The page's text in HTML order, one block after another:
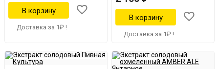
Доставка за 1₽ !
Доставка за 1₽ !